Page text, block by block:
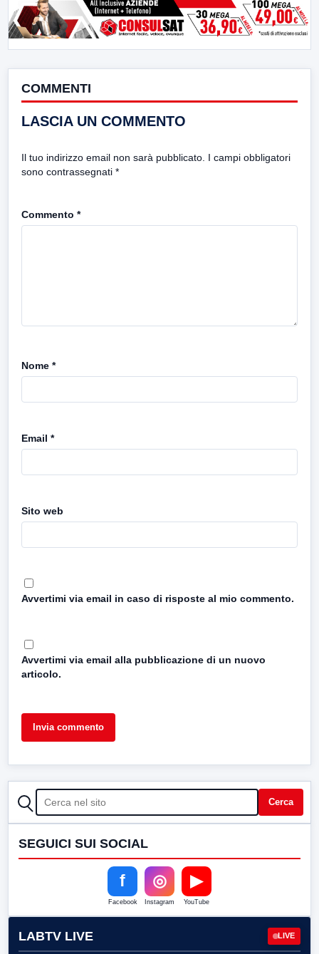
COMMENTI
LASCIA UN COMMENTO
Il tuo indirizzo email non sarà pubblicato. I campi obbligatori
sono contrassegnati *
Commento *
Nome *
Email *
Sito web
Avvertimi via email in caso di risposte al mio commento.
Avvertimi via email alla pubblicazione di un nuovo
articolo.
CERCA Cerca
SEGUICI SUI SOCIAL
f
Facebook
◎
Instagram
▶
YouTube
LABTV LIVE LIVE